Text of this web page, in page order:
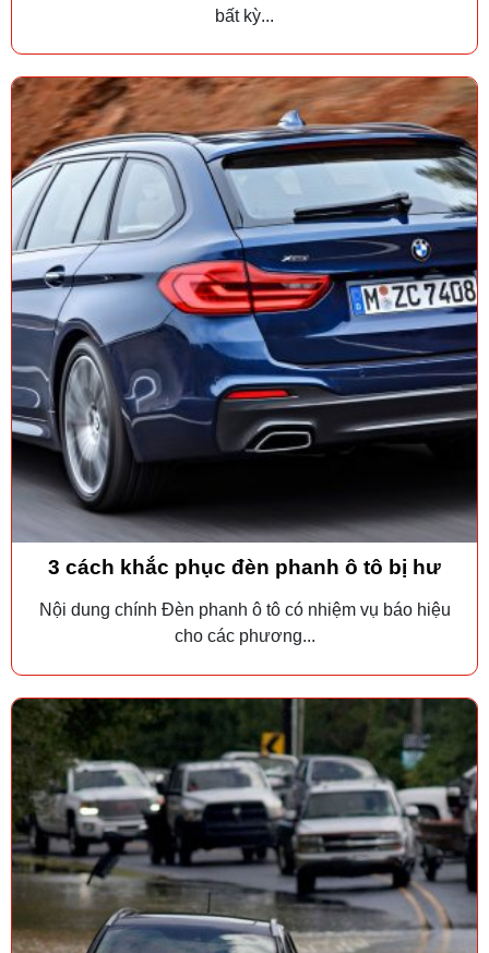
bất kỳ...
3 cách khắc phục đèn phanh ô tô bị hư
Nội dung chính Đèn phanh ô tô có nhiệm vụ báo hiệu
cho các phương...